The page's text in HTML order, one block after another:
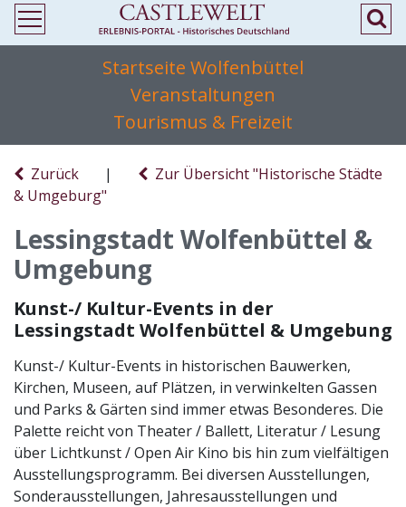
Startseite Wolfenbüttel
Veranstaltungen
Tourismus & Freizeit
Zurück |
Zur Übersicht "Historische Städte
& Umgeburg"
Lessingstadt Wolfenbüttel &
Umgebung
Kunst-/ Kultur-Events in der
Lessingstadt Wolfenbüttel & Umgebung
Kunst-/ Kultur-Events in historischen Bauwerken,
Kirchen, Museen, auf Plätzen, in verwinkelten Gassen
und Parks & Gärten sind immer etwas Besonderes. Die
Palette reicht von Theater / Ballett, Literatur / Lesung
über Lichtkunst / Open Air Kino bis hin zum vielfältigen
Ausstellungsprogramm. Bei diversen Ausstellungen,
Sonderausstellungen, Jahresausstellungen und